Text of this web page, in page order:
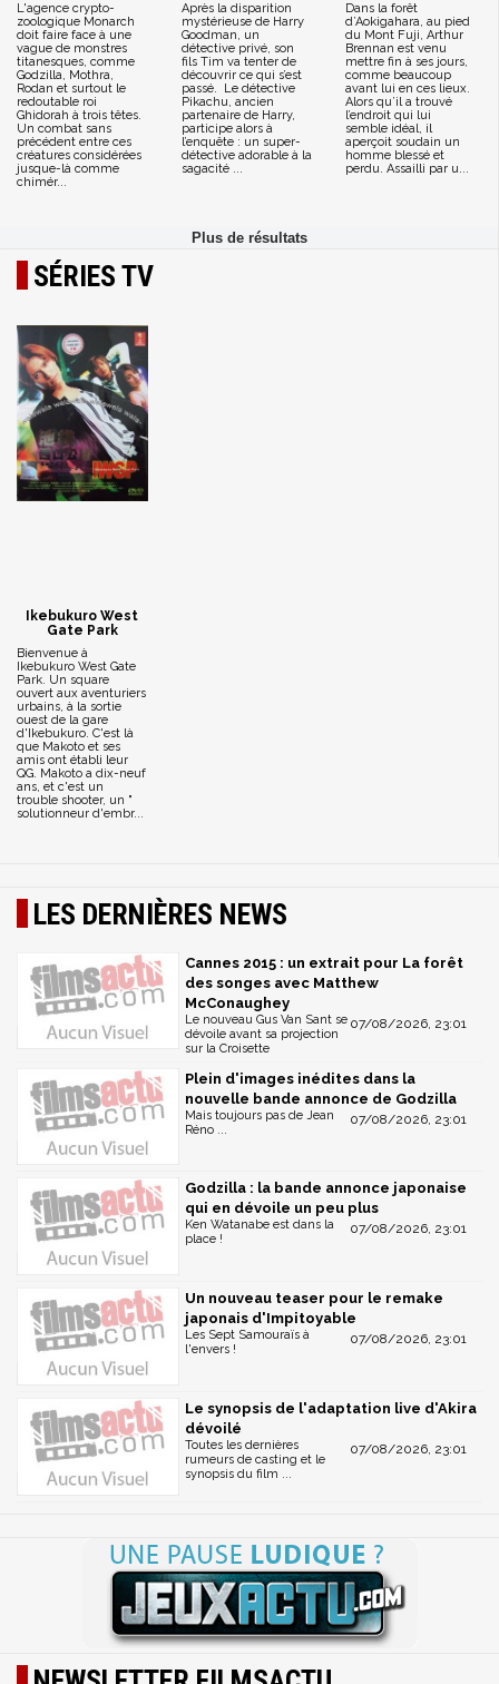
L'agence crypto-
zoologique Monarch
doit faire face à une
vague de monstres
titanesques, comme
Godzilla, Mothra,
Rodan et surtout le
redoutable roi
Ghidorah à trois têtes.
Un combat sans
précédent entre ces
créatures considérées
jusque-là comme
chimér...
Après la disparition
mystérieuse de Harry
Goodman, un
détective privé, son
fils Tim va tenter de
découvrir ce qui s’est
passé. Le détective
Pikachu, ancien
partenaire de Harry,
participe alors à
l’enquête : un super-
détective adorable à la
sagacité ...
Dans la forêt
d’Aokigahara, au pied
du Mont Fuji, Arthur
Brennan est venu
mettre fin à ses jours,
comme beaucoup
avant lui en ces lieux.
Alors qu’il a trouvé
l’endroit qui lui
semble idéal, il
aperçoit soudain un
homme blessé et
perdu. Assailli par u...
SÉRIES TV
Ikebukuro West
Gate Park
Bienvenue à
Ikebukuro West Gate
Park. Un square
ouvert aux aventuriers
urbains, à la sortie
ouest de la gare
d'Ikebukuro. C'est là
que Makoto et ses
amis ont établi leur
QG. Makoto a dix-neuf
ans, et c'est un
trouble shooter, un "
solutionneur d'embr...
LES DERNIÈRES NEWS
Cannes 2015 : un extrait pour La forêt
des songes avec Matthew
McConaughey
07/08/2026, 23:01
Le nouveau Gus Van Sant se
dévoile avant sa projection
sur la Croisette
Plein d'images inédites dans la
nouvelle bande annonce de Godzilla
07/08/2026, 23:01
Mais toujours pas de Jean
Réno ...
Godzilla : la bande annonce japonaise
qui en dévoile un peu plus
07/08/2026, 23:01
Ken Watanabe est dans la
place !
Un nouveau teaser pour le remake
japonais d'Impitoyable
07/08/2026, 23:01
Les Sept Samouraïs à
l'envers !
Le synopsis de l'adaptation live d'Akira
dévoilé
07/08/2026, 23:01
Toutes les dernières
rumeurs de casting et le
synopsis du film ...